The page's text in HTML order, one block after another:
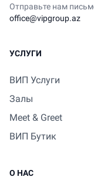
Отправьте нам
office@vipgroup.az
УСЛУГИ
ВИП Услуги
Залы
Meet & Greet
ВИП Бутик
О НАС